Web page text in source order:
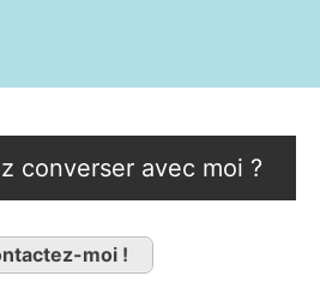
converser avec moi ?
moi !